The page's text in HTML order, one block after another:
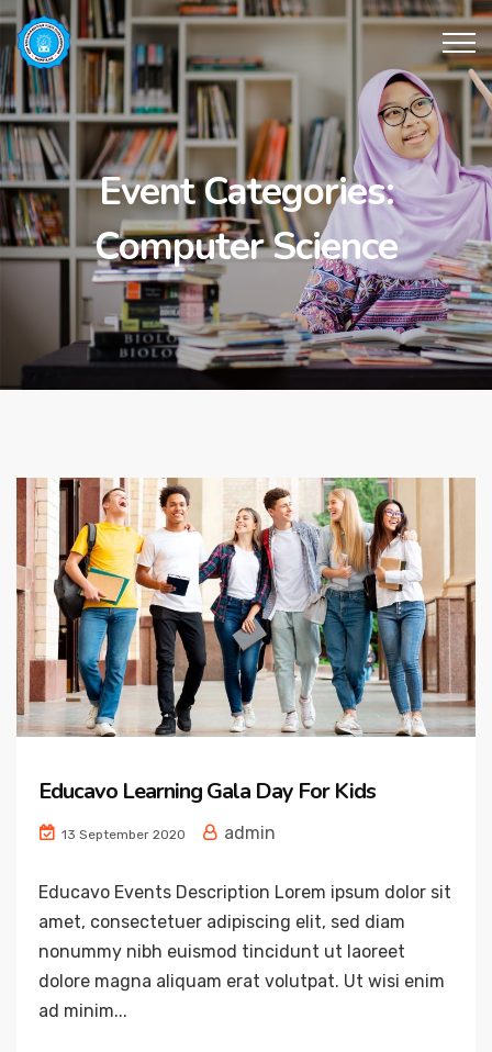
Event Categories:
Computer Science
Educavo Learning Gala Day For Kids
13 September 2020 admin
Educavo Events Description Lorem ipsum dolor sit
amet, consectetuer adipiscing elit, sed diam
nonummy nibh euismod tincidunt ut laoreet
dolore magna aliquam erat volutpat. Ut wisi enim
ad minim...